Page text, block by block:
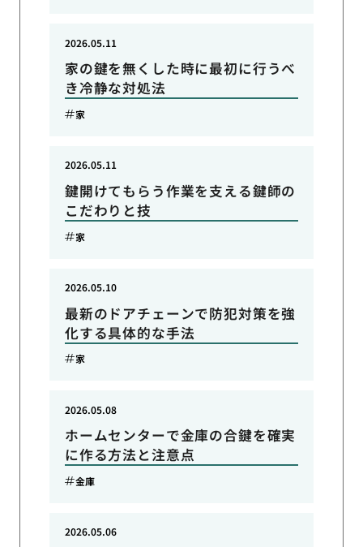
家の鍵を無くした時に最初に行うべ
き冷静な対処法
2026.05.11
家
鍵開けてもらう作業を支える鍵師の
こだわりと技
2026.05.11
家
最新のドアチェーンで防犯対策を強
化する具体的な手法
2026.05.10
家
ホームセンターで金庫の合鍵を確実
に作る方法と注意点
2026.05.08
金庫
2026.05.06